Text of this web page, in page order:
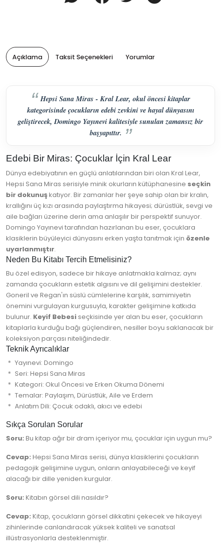
Açıklama Taksit Seçenekleri Yorumlar
Hepsi Sana Miras - Kral Lear, okul öncesi kitaplar
kategorisinde çocukların edebi zevkini ve hayal dünyasını
geliştirecek, Domingo Yayınevi kalitesiyle sunulan zamansız bir
başyapıttır.
Edebi Bir Miras: Çocuklar İçin Kral Lear
Dünya edebiyatının en güçlü anlatılarından biri olan Kral Lear,
Hepsi Sana Miras serisiyle minik okurların kütüphanesine seçkin
bir dokunuşkatıyor. Bir zamanlar her şeye sahip olan bir kralın,
krallığını üç kızı arasında paylaştırma hikayesi; dürüstlük, sevgi ve
aile bağları üzerine derin ama anlaşılır bir perspektif sunuyor.
Domingo Yayınevi tarafından hazırlanan bu eser, çocuklara
klasiklerin büyüleyici dünyasını erken yaşta tanıtmak için özenle
uyarlanmıştır.
Neden Bu Kitabı Tercih Etmelisiniz?
Bu özel edisyon, sadece bir hikaye anlatmakla kalmaz; aynı
zamanda çocukların estetik algısını ve dil gelişimini destekler.
Goneril ve Regan'ın süslü cümlelerine karşılık, samimiyetin
önemini vurgulayan kurgusuyla, karakter gelişimine katkıda
bulunur. Keyif Bebesi seçkisinde yer alan bu eser, çocukların
kitaplarla kurduğu bağı güçlendiren, nesiller boyu saklanacak bir
koleksiyon parçası niteliğindedir.
Teknik Ayrıcalıklar
Yayınevi: Domingo
Seri: Hepsi Sana Miras
Kategori: Okul Öncesi ve Erken Okuma Dönemi
Temalar: Paylaşım, Dürüstlük, Aile ve Erdem
Anlatım Dili: Çocuk odaklı, akıcı ve edebi
Sıkça Sorulan Sorular
Soru: Bu kitap ağır bir dram içeriyor mu, çocuklar için uygun mu?
Cevap: Hepsi Sana Miras serisi, dünya klasiklerini çocukların
pedagojik gelişimine uygun, onların anlayabileceği ve keyif
alacağı bir dille yeniden kurgular.
Soru: Kitabın görsel dili nasıldır?
Cevap: Kitap, çocukların görsel dikkatini çekecek ve hikayeyi
zihinlerinde canlandıracak yüksek kaliteli ve sanatsal
illüstrasyonlarla desteklenmiştir.